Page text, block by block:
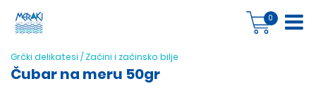
0
Grčki delikatesi / Začini i začinsko bilje
Čubar na meru 50gr